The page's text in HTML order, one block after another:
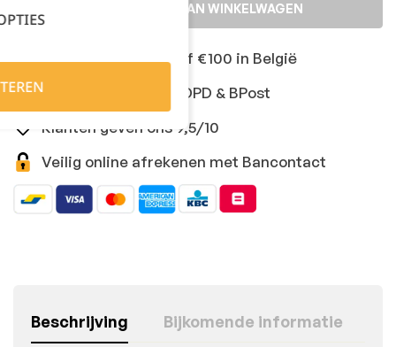
TOEVOEGEN AAN WINKELWAGEN
Gratis levering vanaf €100 in België
Snelle levering met DPD & BPost
Klanten geven ons 9,5/10
Veilig online afrekenen met Bancontact
Beschrijving Bijkomende informatie